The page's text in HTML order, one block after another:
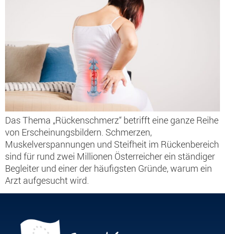
Das Thema „Rückenschmerz“ betrifft eine ganze Reihe
von Erscheinungsbildern. Schmerzen,
Muskelverspannungen und Steifheit im Rückenbereich
sind für rund zwei Millionen Österreicher ein ständiger
Begleiter und einer der häufigsten Gründe, warum ein
Arzt aufgesucht wird.